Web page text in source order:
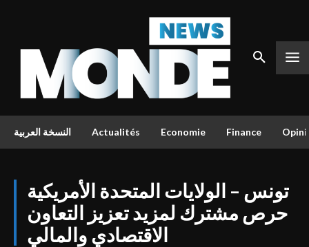
النسخة العربية Actualités Economie Finance
تونس – الولايات المتحدة الأمريكية
حرص مشترك لمزيد تعزيز التعاون
الاقتصادي والمالي